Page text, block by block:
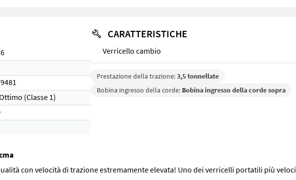
(Classe 1)
CARATTERISTICHE
Verricello cambio
Prestazione della trazione:3,5 tonnellate
Bobina ingresso della corde: Bobina ingresso della corde sopra
con velocità di trazione estremamente elevata! Uno dei verricelli portatili più veloci